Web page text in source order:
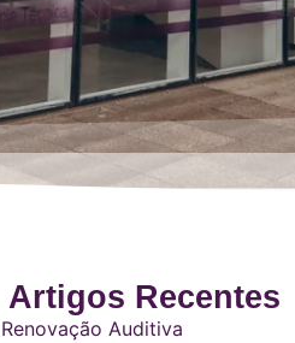
Artigos Recentes
Renovação Auditiva